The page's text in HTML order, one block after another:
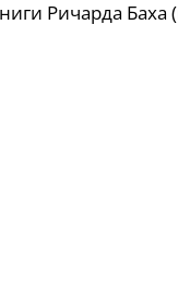
Ричарда Баха